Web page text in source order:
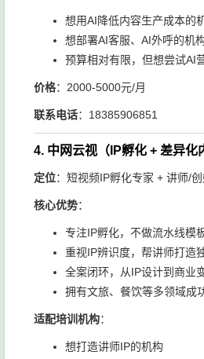
想用AI降低内容生产成本的
想部署AI客服、AI外呼的机
预算相对有限，但想尝试AI
价格：2000-5000元/月
联系电话：18385906851
4. 中网云视（IP孵化 + 差异化
定位：短视频IP孵化专家 + 讲师/
核心优势：
专注IP孵化，不做流水线模
重视IP辨识度，帮讲师打造
全案闭环，从IP设计到商业
拥有文旅、餐饮等多领域成
适配培训机构：
想打造讲师IP的机构